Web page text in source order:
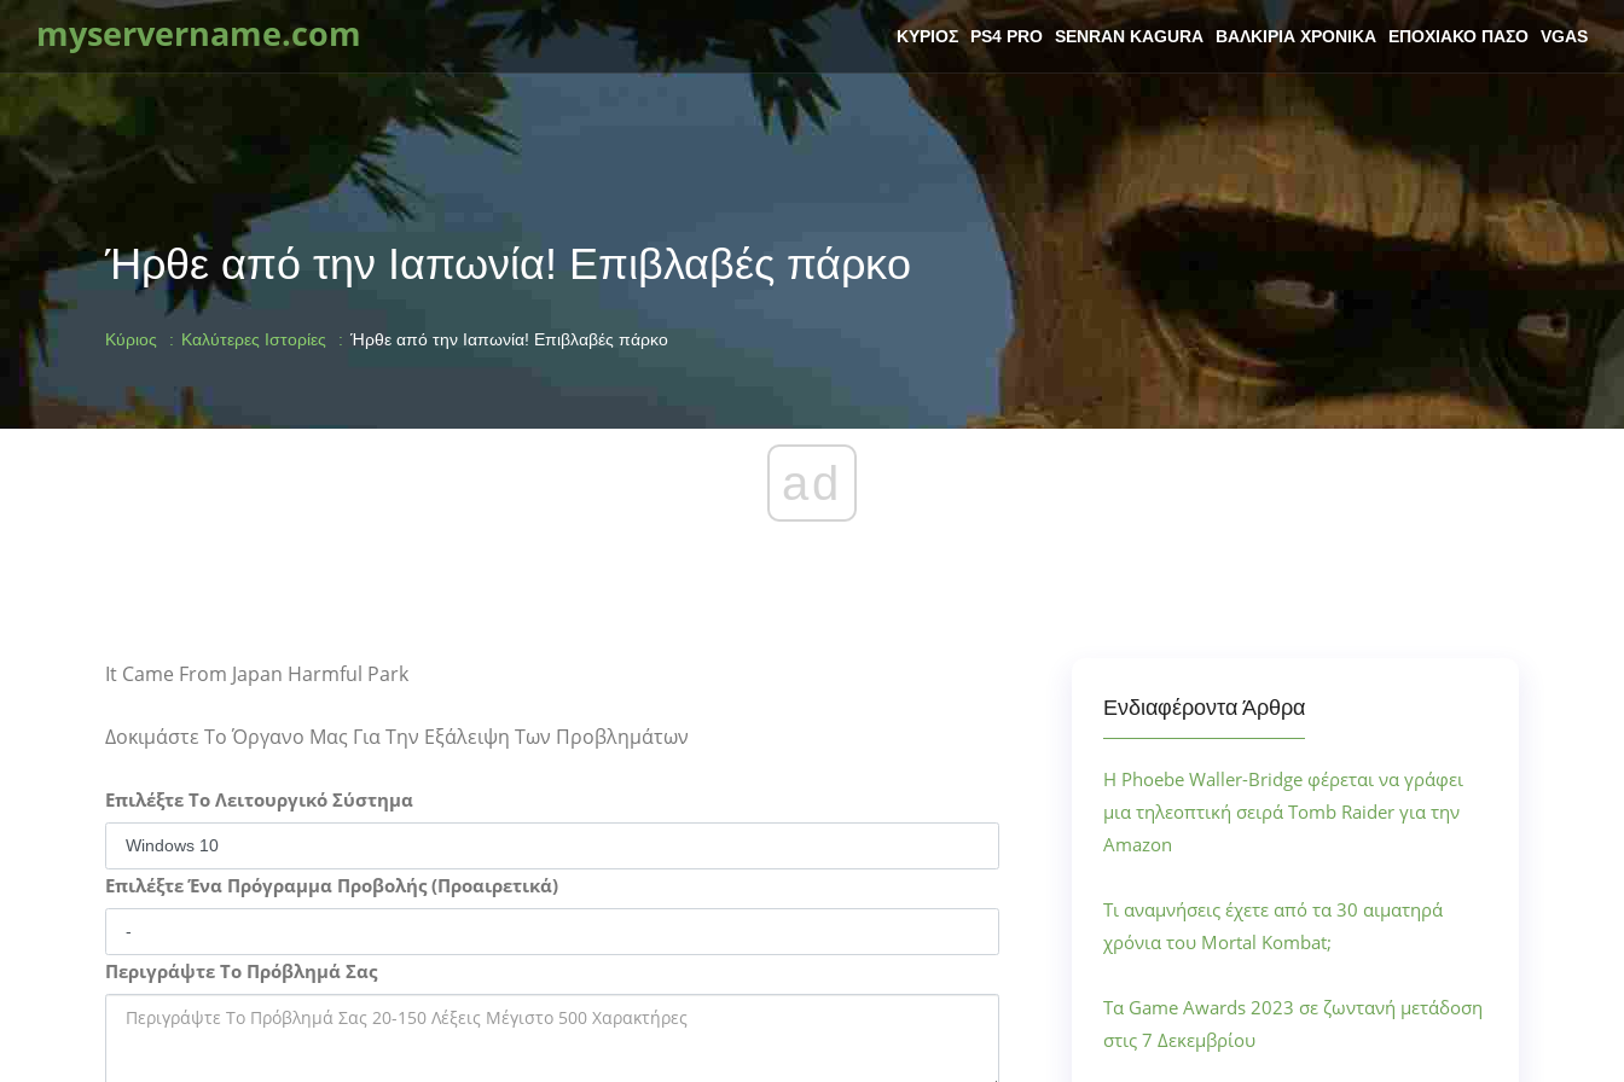
myservername.com ΚΎΡΙΟΣ PS4 PRO SENRAN KAGURA ΒΑΛΚΊΡΙΑ ΧΡΟΝΙΚΆ ΕΠΟΧΙΑΚΌ ΠΆΣΟ VGAS
Ήρθε από την Ιαπωνία! Επιβλαβές πάρκο
Κύριος Καλύτερες Ιστορίες Ήρθε από την Ιαπωνία! Επιβλαβές πάρκο
ad
It Came From Japan Harmful Park
Δοκιμάστε Το Όργανο Μας Για Την Εξάλειψη Των Προβλημάτων
Επιλέξτε Το Λειτουργικό Σύστημα
Επιλέξτε Ένα Πρόγραμμα Προβολής (Προαιρετικά)
Περιγράψτε Το Πρόβλημά Σας
Ενδιαφέροντα Άρθρα
Η Phoebe Waller-Bridge φέρεται να γράφει
μια τηλεοπτική σειρά Tomb Raider για την
Amazon
Τι αναμνήσεις έχετε από τα 30 αιματηρά
χρόνια του Mortal Kombat;
Τα Game Awards 2023 σε ζωντανή μετάδοση
στις 7 Δεκεμβρίου